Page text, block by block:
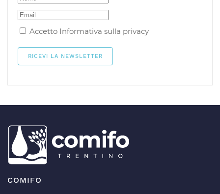
Accetto Informativa sulla privacy
COMIFO